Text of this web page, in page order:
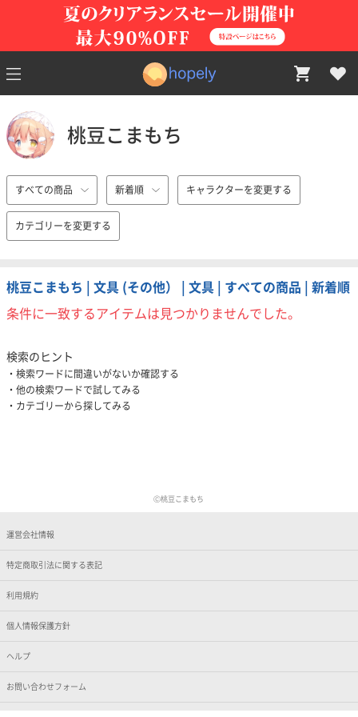
桃豆こまもち
すべての商品 新着順 キャラクターを変更する
カテゴリーを変更する
桃豆こまもち | 文具 (その他） | 文具 | すべての商品 | 新着順
条件に一致するアイテムは見つかりませんでした。
検索のヒント
検索ワードに間違いがないか確認する
他の検索ワードで試してみる
カテゴリーから探してみる
Ⓒ桃豆こまもち
運営会社情報
特定商取引法に関する表記
利用規約
個人情報保護方針
ヘルプ
お問い合わせフォーム